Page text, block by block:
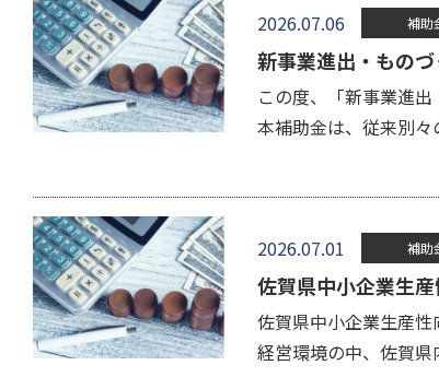
2026.07.06 補助
新事業進出・もの
この度、「新事業進
本補助金は、従来別
2026.07.01 補助
佐賀県中小企業生
佐賀県中小企業生産
経営環境の中、佐賀県